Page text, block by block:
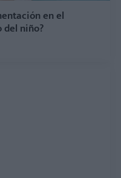
en el
niño?